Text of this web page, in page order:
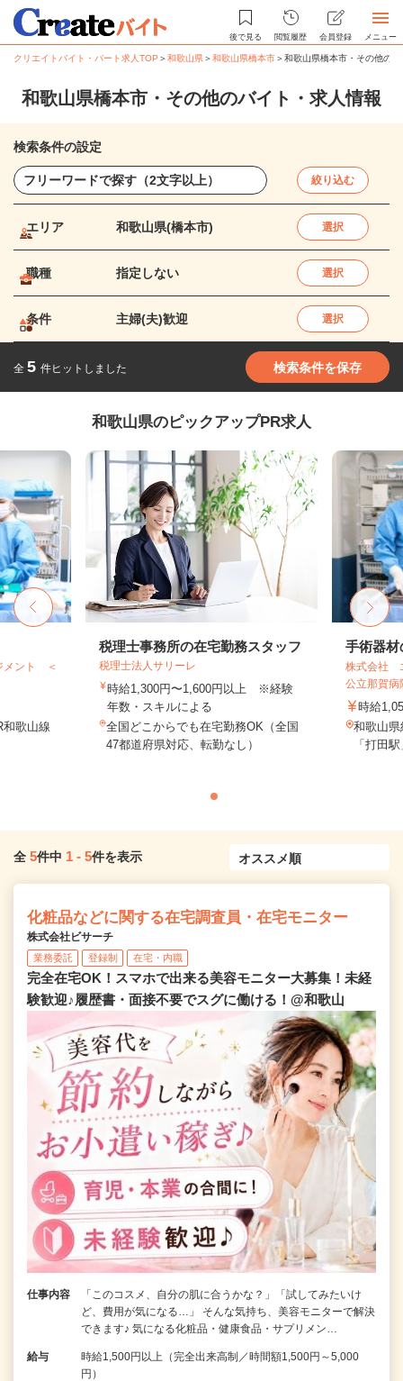
後で見る 閲覧履歴 会員登録 メニュー
クリエイトバイト・パート求人TOP ＞和歌山県＞和歌山県橋本市＞和歌山県橋本市・その他の
和歌山県橋本市・その他のバイト・求人情報
検索条件の設定
絞り込む
エリア 和歌山県(橋本市) 選択
職種 指定しない 選択
条件 主婦(夫)歓迎 選択
全 5 件ヒットしました 検索条件を保存
和歌山県のピックアップPR求人
メント ＜
歌山線
税理士事務所の在宅勤務スタッフ
税理士法人サリーレ
時給1,300円〜1,600円以上 ※経験
年数・スキルによる
全国どこからでも在宅勤務OK（全国
47都道府県対応、転勤なし）
手術器材
株式会社
公立那賀病
時給
和歌山県
「打田
全 5件中 1 - 5件を表示
化粧品などに関する在宅調査員・在宅モニター
株式会社ビサーチ
業務委託 登録制 在宅・内職
完全在宅OK！スマホで出来る美容モニター大募集！未経
験歓迎♪履歴書・面接不要でスグに働ける！@和歌山
仕事内容
「このコスメ、自分の肌に合うかな？」「試してみたいけ
ど、費用が気になる…」 そんな気持ち、美容モニターで解決
できます♪ 気になる化粧品・健康食品・サプリメン…
給与
時給1,500円以上（完全出来高制／時間額1,500円～5,000
円）